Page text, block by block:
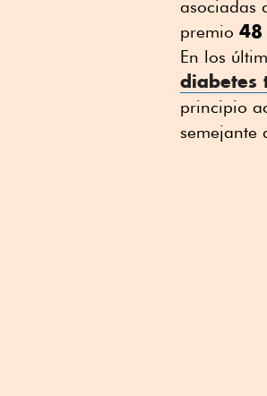
asociadas
premio 48
En los
diabetes
principio
semejante